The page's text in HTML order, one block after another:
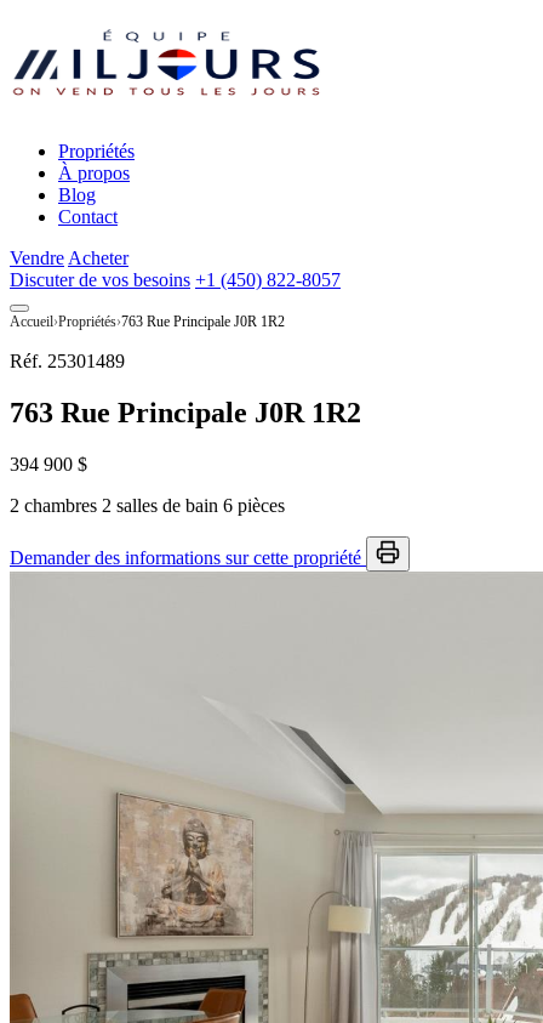
Propriétés
À propos
Blog
Contact
Vendre Acheter
Discuter de vos besoins +1 (450) 822-8057
Accueil Propriétés 763 Rue Principale J0R 1R2
Réf. 25301489
763 Rue Principale J0R 1R2
394 900 $
2 chambres 2 salles de bain 6 pièces
Demander des informations sur cette propriété